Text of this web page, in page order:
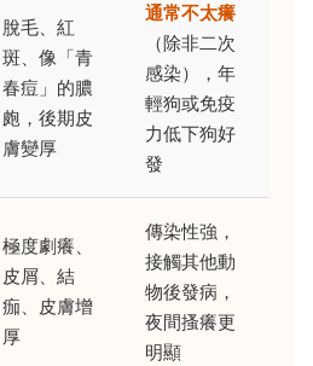
脫毛、紅
斑、像「青
春痘」的膿
皰，後期皮
膚變厚
通常不太癢
（除非二次
感染），年
輕狗或免疫
力低下狗好
發
極度劇癢、
皮屑、結
痂、皮膚增
厚
傳染性強，
接觸其他動
物後發病，
夜間搔癢更
明顯